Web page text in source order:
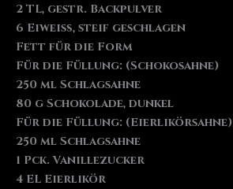
2 TL, gestr. Backpulver
6 Eiweiß, steif geschlagen
Fett für die Form
Für die Füllung: (Schokosahne)
250 ml Schlagsahne
80 g Schokolade, dunkel
Für die Füllung: (Eierlikörsahne)
250 ml Schlagsahne
1 Pck. Vanillezucker
4 EL Eierlikör